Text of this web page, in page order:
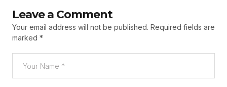
Leave a Comment
Your email address will not be published. Required fields are
marked *